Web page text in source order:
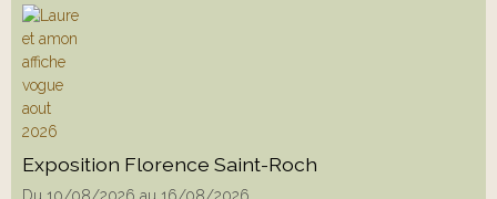
Exposition Florence Saint-Roch